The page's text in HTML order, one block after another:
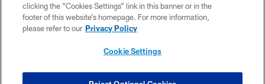
CONTACT US
SITE MAP
clicking the “Cookies Settings” link in this banner or in the
footer of this website’s homepage. For more information,
please refer to our Privacy Policy
Cookie Settings